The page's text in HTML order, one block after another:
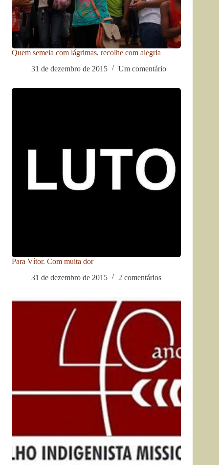
Quem semeia com lágrimas, recolhe com alegria
31 de dezembro de 2015
Um comentário
Para Vítor. Com muita dor
31 de dezembro de 2015
2 comentários